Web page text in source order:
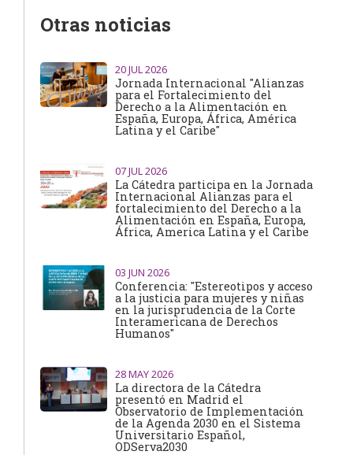
Otras noticias
20JUL 2026
Jornada Internacional "Alianzas
para el Fortalecimiento del
Derecho a la Alimentación en
España, Europa, África, América
Latina y el Caribe"
07JUL 2026
La Cátedra participa en la Jornada
Internacional Alianzas para el
fortalecimiento del Derecho a la
Alimentación en España, Europa,
África, America Latina y el Caribe
03 JUN 2026
Conferencia: "Estereotipos y acceso
a la justicia para mujeres y niñas
en la jurisprudencia de la Corte
Interamericana de Derechos
Humanos"
28MAY 2026
La directora de la Cátedra
presentó en Madrid el
Observatorio de Implementación
de la Agenda 2030 en el Sistema
Universitario Español,
ODServa2030